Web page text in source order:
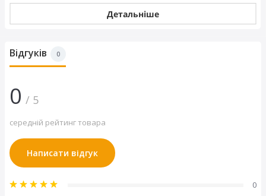
Технічні характеристики
Довжина ручки, мм
Кут кріплення
Детальніше
Відгуків 0
0 / 5
середній рейтинг товара
Написати відгук
0